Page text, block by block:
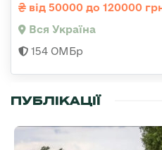
від 50000 до 120000
Вся Україна
154 ОМБр
ПУБЛІКАЦІЇ